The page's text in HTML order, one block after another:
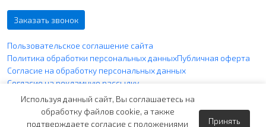
Заказать звонок
Пользовательское соглашение сайта
Политика обработки персональных данныхПубличная оферта
Согласие на обработку персональных данных
Согласие на рекламную рассылку
Политика использования файлов cookie
Вся указанная информация по ценам не является публичной
Используя данный сайт, Вы соглашаетесь на
обработку файлов cookie, а также
подтверждаете согласие с положениями
Принять